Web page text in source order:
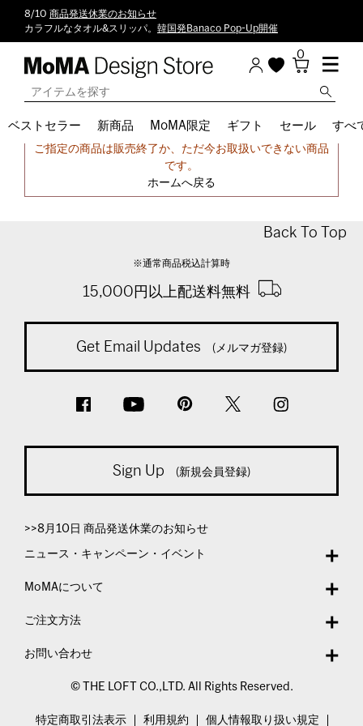
8/10 商品発送休業のお知らせ
カラフルなタオル&スリッパ。 韓国発Banaco Pop-Up開催
0
ベストセラー 新商品 MoMA限定 ギフト セール すべ
申し訳ございません。
ご指定の商品は販売終了か、ただ今お取扱いできない商品
です。
ホームへ戻る
Back To Top
※通常商品税込計算時
15,000円以上配送料無料
Get Email Updates (メルマガ登録)
Sign Up (新規会員登録)
>>8月10日 商品発送休業のお知らせ
ニュース・キャンペーン・イベント
MoMAについて
ご注文方法
お問い合わせ
© THE LOFT CO.,LTD. All Rights Reserved.
特定商取引法表示 利用規約 個人情報取り扱い規定